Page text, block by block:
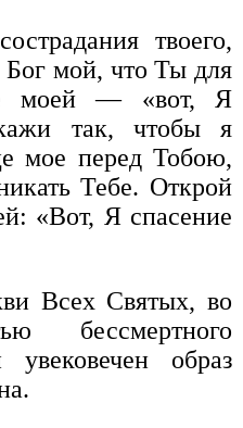
твоего,
мой, что Ты для
моей — «вот, Я
так, чтобы я
мое перед Тобою,
Тебе. Открой
«Вот, Я спасение
Всех Святых, во
бессмертного
увековечен образ